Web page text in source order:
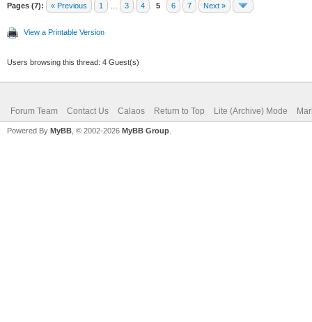
Pages (7): « Previous 1 3 4 5 6 7 Next »
View a Printable Version
Users browsing this thread: 4 Guest(s)
Forum Team Contact Us Calaos Return to Top Lite (Archive) Mode
Powered By MyBB , © 2002-2026 MyBB Group